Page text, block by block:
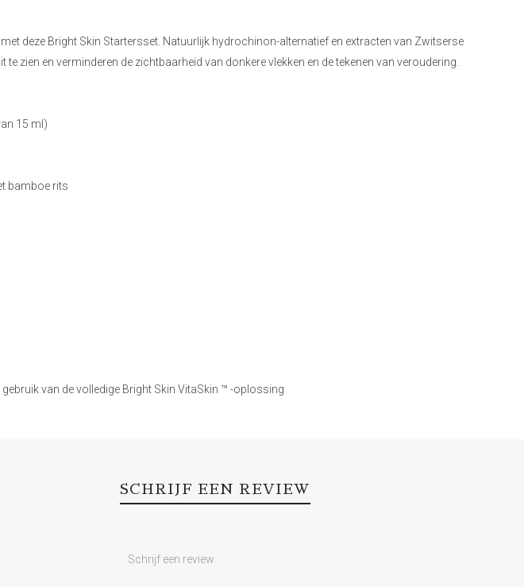
deze Bright Skin Startersset. Natuurlijk hydrochinon-alternatief en extracten van Zwitserse
zien en verminderen de zichtbaarheid van donkere vlekken en de tekenen van veroudering.
15 ml)
bamboe rits
van de volledige Bright Skin VitaSkin ™ -oplossing
SCHRIJF EEN REVIEW